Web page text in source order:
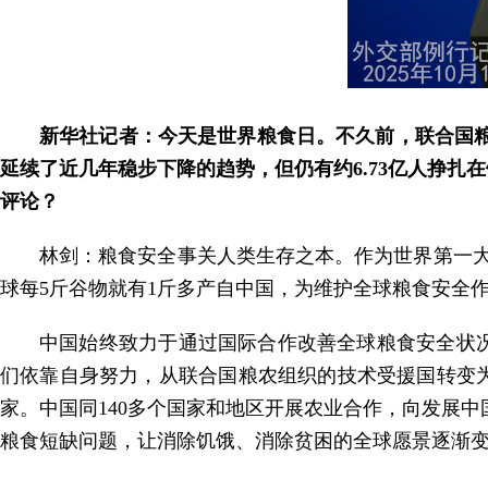
新华社记者：今天是世界粮食日。不久前，联合国
延续了近几年稳步下降的趋势，但仍有约6.73亿人挣扎
评论？
林剑：粮食安全事关人类生存之本。作为世界第一
球每5斤谷物就有1斤多产自中国，为维护全球粮食安全
中国始终致力于通过国际合作改善全球粮食安全
们依靠自身努力，从联合国粮农组织的技术受援国转
家。中国同140多个国家和地区开展农业合作，向发展
粮食短缺问题，让消除饥饿、消除贫困的全球愿景逐渐